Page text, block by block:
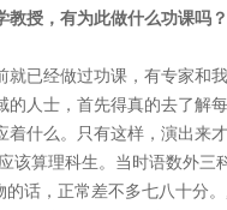
授，有为此做什么功课吗
就已经做过功课，有专家和
人士，首先得真的去了解
什么。只有这样，演出来
算理科生。当时语数外三
的话，正常差不多七八十